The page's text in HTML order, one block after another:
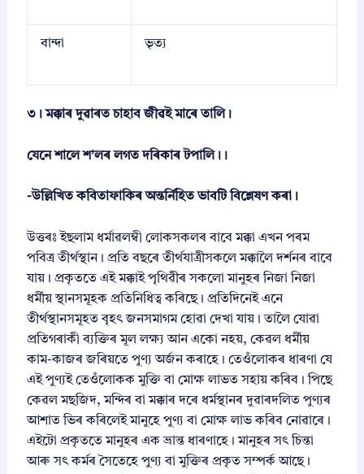
বান্দা ভৃত্য
৩। মক্কাৰ দুৱাৰত চাহাব জীৱই মাৰে তালি।
যেনে শালে শ’লৰ লগত দৰিকাৰ টপালি।।
-উল্লিখিত কবিতাফাকিৰ অন্তর্নিহিত ভাবটি বিশ্লেষণ কৰা।
উত্তৰঃ ইছলাম ধৰ্মাৱলম্বী লোকসকলৰ বাবে মক্কা এখন পৰম
পবিত্ৰ তীৰ্থস্থান। প্ৰতি বছৰে তীৰ্থযাত্ৰীসকলে মক্কালৈ দৰ্শনৰ বাবে
যায়। প্ৰকৃততে এই মক্কাই পৃথিৱীৰ সকলো মানুহৰ নিজা নিজা
ধৰ্মীয় স্থানসমূহক প্ৰতিনিধিত্ব কৰিছে। প্ৰতিদিনেই এনে
তীৰ্থস্থানসমূহত বৃহৎ জনসমাগম হোৱা দেখা যায়। তালৈ যোৱা
প্ৰতিগৰাকী ব্যক্তিৰ মূল লক্ষ্য আন একো নহয়, কেৱল ধৰ্মীয়
কাম-কাজৰ জৰিয়তে পুণ্য অৰ্জন কৰাহে। তেওঁলোকৰ ধাৰণা যে
এই পুণ্যই তেওঁলোকক মুক্তি বা মোক্ষ লাভত সহায় কৰিব। পিছে
কেৱল মছজিদ, মন্দিৰ বা মক্কাৰ দৰে ধৰ্মস্থানৰ দুৱাৰদলিত পুণ্যৰ
আশাত ভিৰ কৰিলেই মানুহে পুণ্য বা মোক্ষ লাভ কৰিব নোৱাৰে।
এইটো প্ৰকৃততে মানুহৰ এক ভ্ৰান্ত ধাৰণাহে। মানুহৰ সৎ চিন্তা
আৰু সৎ কৰ্মৰ সৈতেহে পুণ্য বা মুক্তিৰ প্ৰকৃত সম্পৰ্ক আছে।